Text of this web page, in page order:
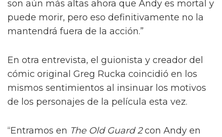
son aún más altas ahora que Andy es mortal y
puede morir, pero eso definitivamente no la
mantendrá fuera de la acción.”
En otra entrevista, el guionista y creador del
cómic original Greg Rucka coincidió en los
mismos sentimientos al insinuar los motivos
de los personajes de la película esta vez.
“Entramos en The Old Guard 2con Andy en